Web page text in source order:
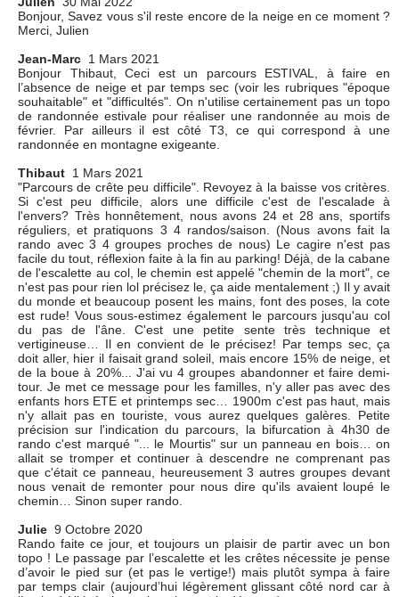
Bonjour, Savez vous s'il reste encore de la neige en ce moment ?
Merci, Julien
Jean-Marc 1 Mars 2021
Bonjour Thibaut, Ceci est un parcours ESTIVAL, à faire en
l’absence de neige et par temps sec (voir les rubriques "époque
souhaitable" et "difficultés". On n'utilise certainement pas un topo
de randonnée estivale pour réaliser une randonnée au mois de
février. Par ailleurs il est côté T3, ce qui correspond à une
randonnée en montagne exigeante.
Thibaut 1 Mars 2021
"Parcours de crête peu difficile". Revoyez à la baisse vos critères.
Si c'est peu difficile, alors une difficile c'est de l'escalade à
l'envers? Très honnêtement, nous avons 24 et 28 ans, sportifs
réguliers, et pratiquons 3 4 randos/saison. (Nous avons fait la
rando avec 3 4 groupes proches de nous) Le cagire n'est pas
facile du tout, réflexion faite à la fin au parking! Déjà, de la cabane
de l'escalette au col, le chemin est appelé "chemin de la mort", ce
n'est pas pour rien lol précisez le, ça aide mentalement ;) Il y avait
du monde et beaucoup posent les mains, font des poses, la cote
est rude! Vous sous-estimez également le parcours jusqu'au col
du pas de l'âne. C'est une petite sente très technique et
vertigineuse… Il en convient de le précisez! Par temps sec, ça
doit aller, hier il faisait grand soleil, mais encore 15% de neige, et
de la boue à 20%... J'ai vu 4 groupes abandonner et faire demi-
tour. Je met ce message pour les familles, n'y aller pas avec des
enfants hors ETE et printemps sec… 1900m c'est pas haut, mais
n'y allait pas en touriste, vous aurez quelques galères. Petite
précision sur l'indication du parcours, la bifurcation à 4h30 de
rando c'est marqué "... le Mourtis" sur un panneau en bois… on
allait se tromper et continuer à descendre ne comprenant pas
que c'était ce panneau, heureusement 3 autres groupes devant
nous venait de remonter pour nous dire qu'ils avaient loupé le
chemin… Sinon super rando.
Julie 9 Octobre 2020
Rando faite ce jour, et toujours un plaisir de partir avec un bon
topo ! Le passage par l’escalette et les crêtes nécessite je pense
d’avoir le pied sur (et pas le vertige!) mais plutôt sympa à faire
par temps clair (aujourd’hui légèrement glissant côté nord car à